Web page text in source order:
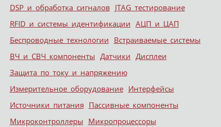
Меню
Skip to content
DSP и обработка сигналов JTAG тестирование
RFID и системы идентификации АЦП и ЦАП
Беспроводные технологии Встраиваемые системы
ВЧ и СВЧ компоненты Датчики Дисплеи
Защита по току и напряжению
Измерительное оборудование Интерфейсы
Источники питания Пассивные компоненты
Микроконтроллеры Микропроцессоры